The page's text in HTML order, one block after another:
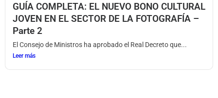
GUÍA COMPLETA: EL NUEVO BONO CULTURAL
JOVEN EN EL SECTOR DE LA FOTOGRAFÍA –
Parte 2
El Consejo de Ministros ha aprobado el Real Decreto que...
Leer más